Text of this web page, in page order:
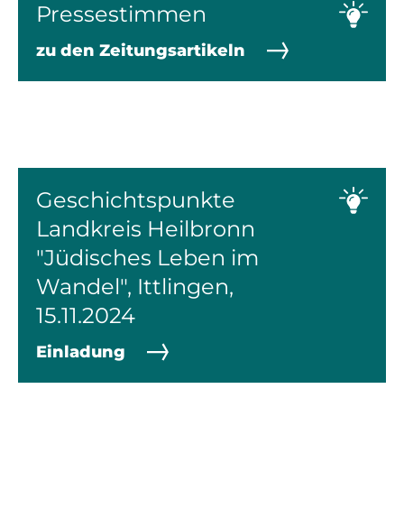
Pressestimmen
zu den Zeitungsartikeln
Geschichtspunkte
Landkreis Heilbronn
"Jüdisches Leben im
Wandel", Ittlingen,
15.11.2024
Einladung